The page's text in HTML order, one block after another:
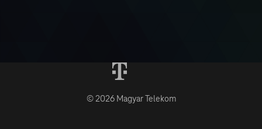
© 2026 Magyar Telekom